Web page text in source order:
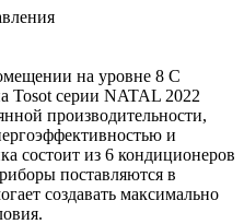
на уровне 8 С
Tosot серии NATAL 2022
производительности,
и
состоит из 6 кондиционеров
поставляются в
создавать максимально